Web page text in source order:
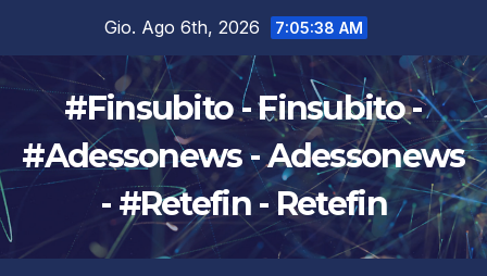
contenuto
Gio. Ago 6th, 2026 7:05:39 AM
#Finsubito - Finsubito -
#Adessonews - Adessonews
- #Retefin - Retefin